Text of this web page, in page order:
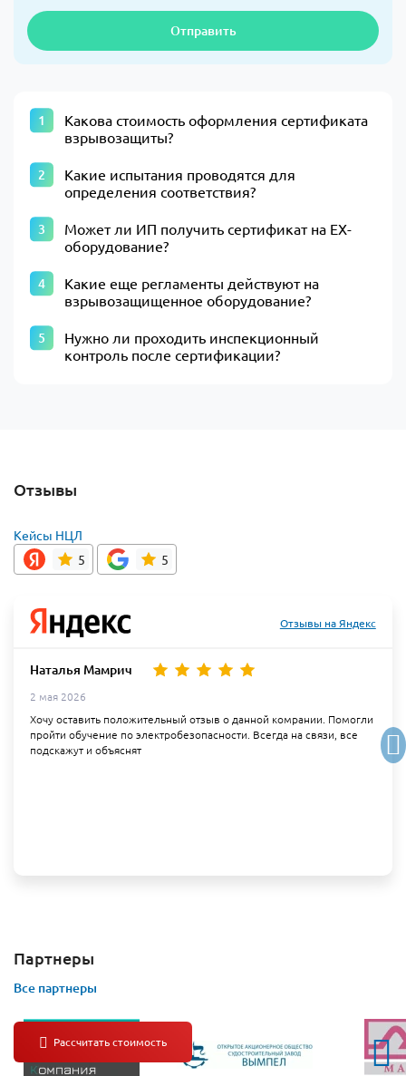
Отправить
Какова стоимость оформления сертификата
взрывозащиты?
Какие испытания проводятся для
определения соответствия?
Может ли ИП получить сертификат на EX-
оборудование?
Какие еще регламенты действуют на
взрывозащищенное оборудование?
Нужно ли проходить инспекционный
контроль после сертификации?
Отзывы
Кейсы НЦЛ
5
5
Отзывы на Яндекс
Наталья Мамрич
2 мая 2026
Хочу оставить положительный отзыв о данной комрании. Помогли
пройти обучение по электробезопасности. Всегда на связи, все
подскажут и объяснят
Партнеры
Все партнеры